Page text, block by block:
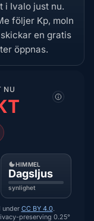
i Ivalo just nu.
följer Kp, moln
en gratis
öppnas.
NU
HIMMEL
Dagsljus
synlighet
under CC BY 4.0.
preserving 0.25°